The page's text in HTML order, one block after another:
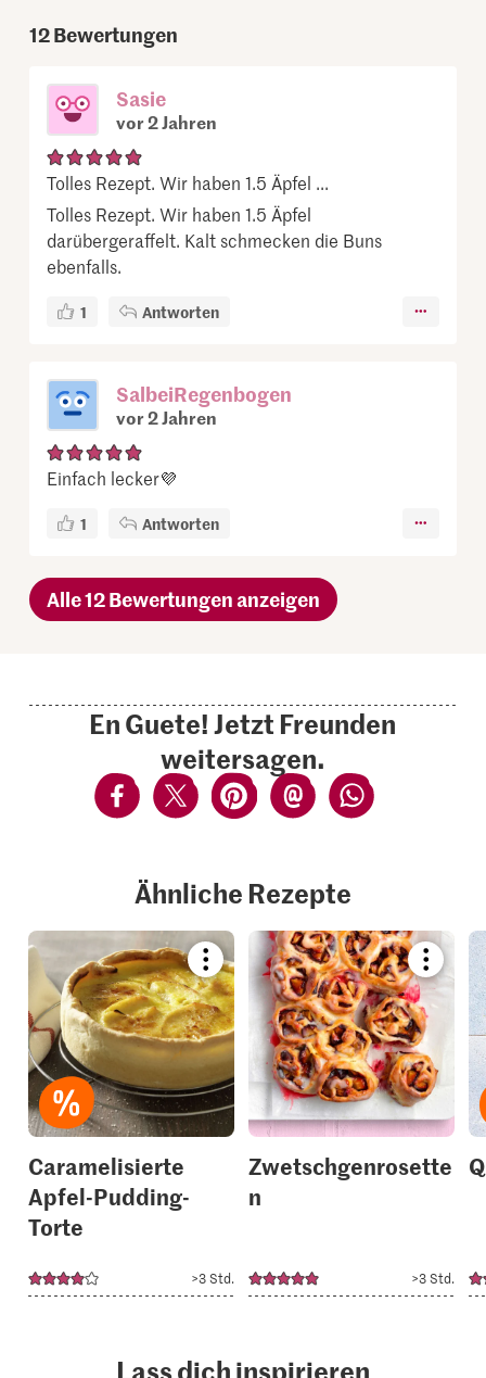
12Bewertungen
Sasie
vor 2 Jahren
Tolles Rezept. Wir haben 1.5 Äpfel ...
Tolles Rezept. Wir haben 1.5 Äpfel
darübergeraffelt. Kalt schmecken die Buns
ebenfalls.
1 Antworten
SalbeiRegenbogen
vor 2 Jahren
Einfach lecker💜
1 Antworten
Alle 12 Bewertungen anzeigen
En Guete! Jetzt Freunden
weitersagen.
Ähnliche Rezepte
Bookmark
recipe
or
add
it
to
your
collections.
Caramelisierte
Apfel-Pudding-
Torte
>3 Std.
recipe
or
add
it
your
Zwetschgenrosette
n
>3 Std.
Lass dich inspirieren